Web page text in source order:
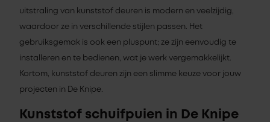
uitstraling van kunststof deuren is modern en veelzijdig,
waardoor ze in verschillende stijlen passen. Het
gebruiksgemak is ook een pluspunt; ze zijn eenvoudig te
installeren en te bedienen, wat je werk vergemakkelijkt.
Kortom, kunststof deuren zijn een slimme keuze voor jouw
projecten in De Knipe.
Kunststof schuifpuien in De Knipe